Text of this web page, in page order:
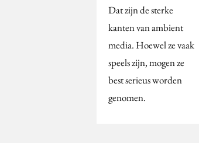
Dat zijn de sterke
kanten van ambient
media. Hoewel ze vaak
speels zijn, mogen ze
best serieus worden
genomen.